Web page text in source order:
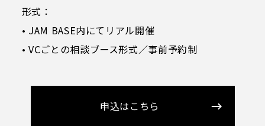
形式：
• JAM BASE内にてリアル開催
申込はこちら